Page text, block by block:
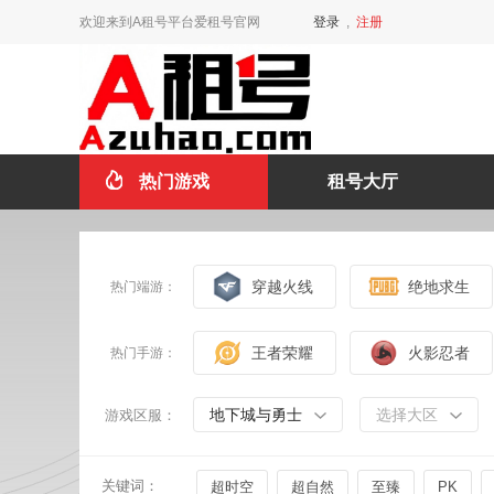
欢迎来到A租号平台爱租号官网 登录 , 注册
热门游戏 租号大厅
热门端游： 穿越火线 绝地求生
热门手游： 王者荣耀 火影忍者
游戏区服： 地下城与勇士 选择大区
关键词： 超时空 超自然 至臻 PK